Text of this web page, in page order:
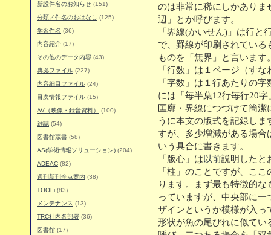
新設件名のお知らせ (151)
分類／件名のおはなし
(125)
学習件名 (36)
内容紹介 (17)
その他のデータ内容 (43)
典拠ファイル (227)
内容細目ファイル (24)
目次情報ファイル (15)
AV（映像・録音資料）
(100)
雑誌 (54)
図書館蔵書 (58)
AS(学術情報ソリューション) (204)
ADEAC (82)
週刊新刊全点案内 (38)
TOOLi (83)
メンテナンス (13)
TRC社内各部署 (36)
図書館 (17)
のは非常に稀にしかありま
辺」とか呼びます。
「界線(かいせん)」は行と
で、罫線が印刷されてい
ものを「無界」と言います
「行数」は１ページ（す
「字数」は１行あたりの
には「毎半葉12行毎行20
匡廓・界線につづけて簡
うに本文の版式を記録し
すが、多少増減がある場合
いう具合に書きます。
「版心」は以前説明したと
「柱」のことですが、こ
ります。まず最も特徴的
っていますが、中央部に
ザインというか模様が入っ
形状が魚の尾びれに似てい